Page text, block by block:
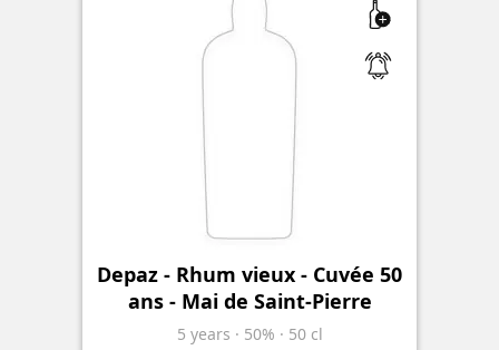
Depaz - Rhum vieux - Cuvée 50
ans - Mai de Saint-Pierre
5 years · 50% · 50 cl